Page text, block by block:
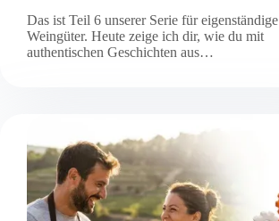
Das ist Teil 6 unserer Serie für eigenständige
Weingüter. Heute zeige ich dir, wie du mit
authentischen Geschichten aus…